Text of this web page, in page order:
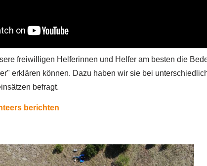
freiwilligen Helferinnen und Helfer am besten die
erklären können. Dazu haben wir sie bei
befragt.
berichten